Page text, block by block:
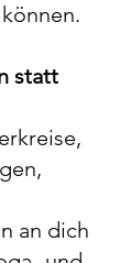
statt
an dich